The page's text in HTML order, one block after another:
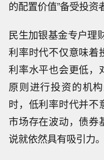
的配置价值”备受投资
民生加银基金专户理
利率时代不仅意味着
利率水平也会更低，
原则进行投资的机
时，低利率时代并不
市场存在波动，债券
说就依然具有吸引力